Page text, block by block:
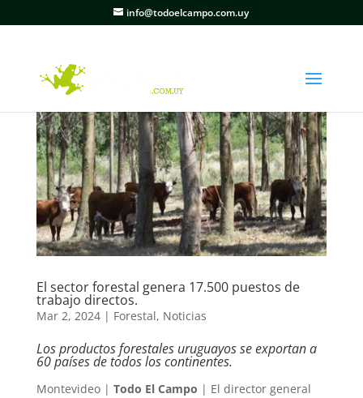
info@todoelcampo.com.uy
El sector forestal genera 17.500 puestos de
trabajo directos.
Mar 2, 2024| Forestal, Noticias
Los productos forestales uruguayos se exportan a
60 países de todos los continentes.
Montevideo | Todo El Campo | El director general